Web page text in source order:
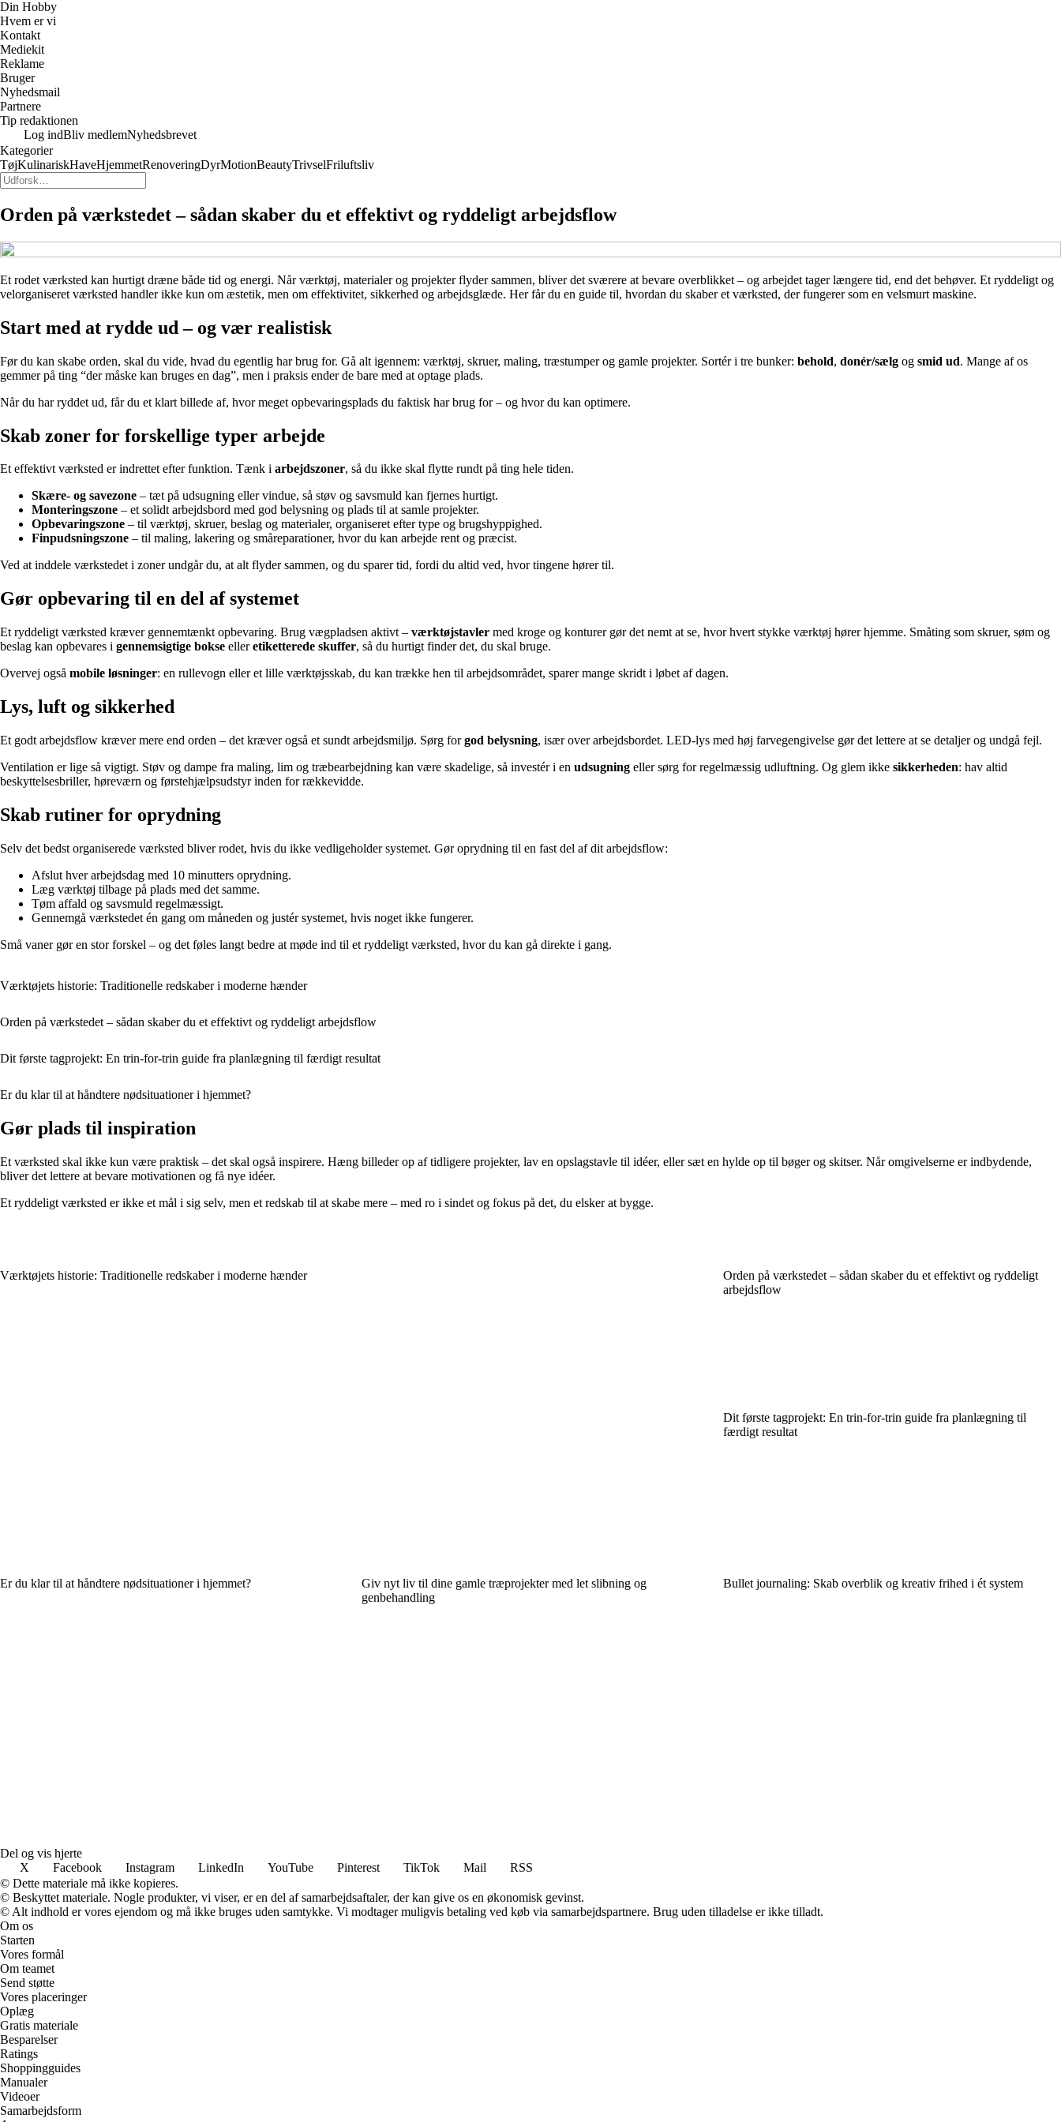
Din Hobby
Hvem er vi
Kontakt
Mediekit
Reklame
Bruger
Nyhedsmail
Partnere
Tip redaktionen
Log indBliv medlemNyhedsbrevet
Kategorier
TøjKulinariskHaveHjemmetRenoveringDyrMotionBeautyTrivselFriluftsliv
Orden på værkstedet – sådan skaber du et effektivt og ryddeligt arbejdsflow
Et rodet værksted kan hurtigt dræne både tid og energi. Når værktøj, materialer og projekter flyder sammen, bliver det sværere at bevare overblikket – og arbejdet tager længere tid, end det behøver. Et ryddeligt og
velorganiseret værksted handler ikke kun om æstetik, men om effektivitet, sikkerhed og arbejdsglæde. Her får du en guide til, hvordan du skaber et værksted, der fungerer som en velsmurt maskine.
Start med at rydde ud – og vær realistisk
Før du kan skabe orden, skal du vide, hvad du egentlig har brug for. Gå alt igennem: værktøj, skruer, maling, træstumper og gamle projekter. Sortér i tre bunker: behold, donér/sælg og smid ud. Mange af os
gemmer på ting “der måske kan bruges en dag”, men i praksis ender de bare med at optage plads.
Når du har ryddet ud, får du et klart billede af, hvor meget opbevaringsplads du faktisk har brug for – og hvor du kan optimere.
Skab zoner for forskellige typer arbejde
Et effektivt værksted er indrettet efter funktion. Tænk i arbejdszoner, så du ikke skal flytte rundt på ting hele tiden.
Skære- og savezone – tæt på udsugning eller vindue, så støv og savsmuld kan fjernes hurtigt.
Monteringszone – et solidt arbejdsbord med god belysning og plads til at samle projekter.
Opbevaringszone – til værktøj, skruer, beslag og materialer, organiseret efter type og brugshyppighed.
Finpudsningszone – til maling, lakering og småreparationer, hvor du kan arbejde rent og præcist.
Ved at inddele værkstedet i zoner undgår du, at alt flyder sammen, og du sparer tid, fordi du altid ved, hvor tingene hører til.
Gør opbevaring til en del af systemet
Et ryddeligt værksted kræver gennemtænkt opbevaring. Brug vægpladsen aktivt – værktøjstavler med kroge og konturer gør det nemt at se, hvor hvert stykke værktøj hører hjemme. Småting som skruer, søm og
beslag kan opbevares i gennemsigtige bokse elleretiketterede skuffer, så du hurtigt finder det, du skal bruge.
Overvej også mobile løsninger: en rullevogn eller et lille værktøjsskab, du kan trække hen til arbejdsområdet, sparer mange skridt i løbet af dagen.
Lys, luft og sikkerhed
Et godt arbejdsflow kræver mere end orden – det kræver også et sundt arbejdsmiljø. Sørg forgod belysning, især over arbejdsbordet. LED-lys med høj farvegengivelse gør det lettere at se detaljer og undgå fejl.
Ventilation er lige så vigtigt. Støv og dampe fra maling, lim og træbearbejdning kan være skadelige, så investér i en udsugning eller sørg for regelmæssig udluftning. Og glem ikke sikkerheden: hav altid
beskyttelsesbriller, høreværn og førstehjælpsudstyr inden for rækkevidde.
Skab rutiner for oprydning
Selv det bedst organiserede værksted bliver rodet, hvis du ikke vedligeholder systemet. Gør oprydning til en fast del af dit arbejdsflow:
Afslut hver arbejdsdag med 10 minutters oprydning.
Læg værktøj tilbage på plads med det samme.
Tøm affald og savsmuld regelmæssigt.
Gennemgå værkstedet én gang om måneden og justér systemet, hvis noget ikke fungerer.
Små vaner gør en stor forskel – og det føles langt bedre at møde ind til et ryddeligt værksted, hvor du kan gå direkte i gang.
Værktøjets historie: Traditionelle redskaber i moderne hænder
Orden på værkstedet – sådan skaber du et effektivt og ryddeligt arbejdsflow
Dit første tagprojekt: En trin-for-trin guide fra planlægning til færdigt resultat
Er du klar til at håndtere nødsituationer i hjemmet?
Gør plads til inspiration
Et værksted skal ikke kun være praktisk – det skal også inspirere. Hæng billeder op af tidligere projekter, lav en opslagstavle til idéer, eller sæt en hylde op til bøger og skitser. Når omgivelserne er indbydende,
bliver det lettere at bevare motivationen og få nye idéer.
Et ryddeligt værksted er ikke et mål i sig selv, men et redskab til at skabe mere – med ro i sindet og fokus på det, du elsker at bygge.
Værktøjets historie: Traditionelle redskaber i moderne hænder
Orden på værkstedet – sådan skaber du et effektivt og ryddeligt
arbejdsflow
Dit første tagprojekt: En trin-for-trin guide fra planlægning til
færdigt resultat
Er du klar til at håndtere nødsituationer i hjemmet?
Giv nyt liv til dine gamle træprojekter med let slibning og
genbehandling
Bullet journaling: Skab overblik og kreativ frihed i ét system
Del og vis hjerte
X
Facebook Instagram LinkedIn YouTube Pinterest TikTok Mail
RSS
© Dette materiale må ikke kopieres.
© Beskyttet materiale. Nogle produkter, vi viser, er en del af samarbejdsaftaler, der kan give os en økonomisk gevinst.
© Alt indhold er vores ejendom og må ikke bruges uden samtykke. Vi modtager muligvis betaling ved køb via samarbejdspartnere. Brug uden tilladelse er ikke tilladt.
Om os
Starten
Vores formål
Om teamet
Send støtte
Vores placeringer
Oplæg
Gratis materiale
Besparelser
Ratings
Shoppingguides
Manualer
Videoer
Samarbejdsform